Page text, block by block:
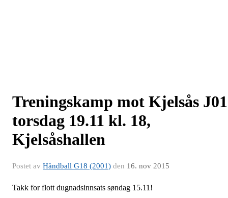
Treningskamp mot Kjelsås J01
torsdag 19.11 kl. 18,
Kjelsåshallen
Postet av Håndball G18 (2001) den 16. nov 2015
Takk for flott dugnadsinnsats søndag 15.11!